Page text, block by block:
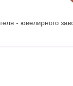
- ювелирного